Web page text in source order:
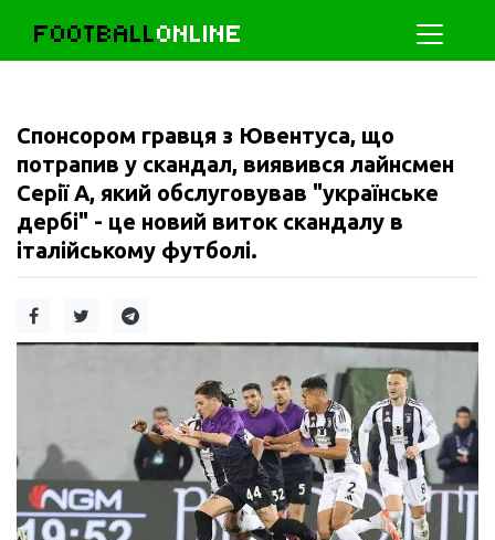
FOOTBALLONLINE
Спонсором гравця з Ювентуса, що
потрапив у скандал, виявився лайнсмен
Серії А, який обслуговував "українське
дербі" - це новий виток скандалу в
італійському футболі.